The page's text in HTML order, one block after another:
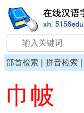
部首检索 | 拼音检索 |
巾帔